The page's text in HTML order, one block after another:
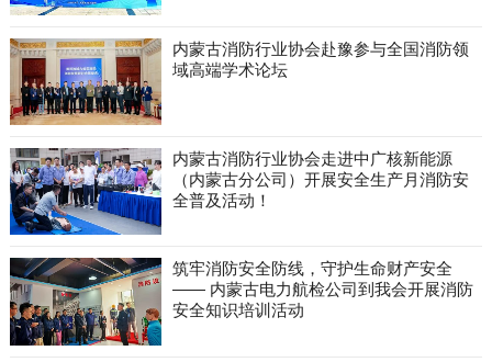
内蒙古消防行业协会赴豫参与全国消防领
域高端学术论坛
内蒙古消防行业协会走进中广核新能源
（内蒙古分公司）开展安全生产月消防安
全普及活动！
筑牢消防安全防线，守护生命财产安全
—— 内蒙古电力航检公司到我会开展消防
安全知识培训活动​